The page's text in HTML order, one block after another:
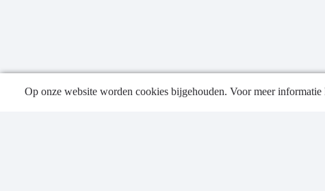
Op onze website worden cookies bijgehouden. Voor meer